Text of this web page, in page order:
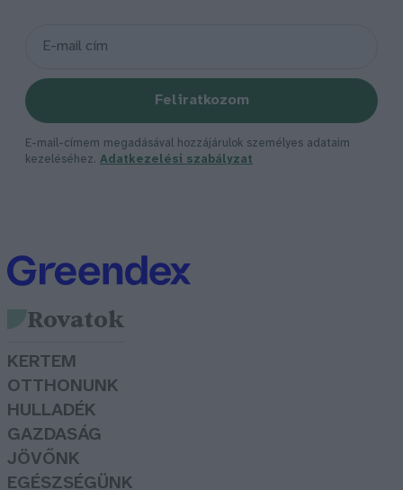
Feliratkozom
E-mail-címem megadásával hozzájárulok személyes adataim
kezeléséhez. Adatkezelési szabályzat
Rovatok
KERTEM
OTTHONUNK
HULLADÉK
GAZDASÁG
JÖVŐNK
EGÉSZSÉGÜNK